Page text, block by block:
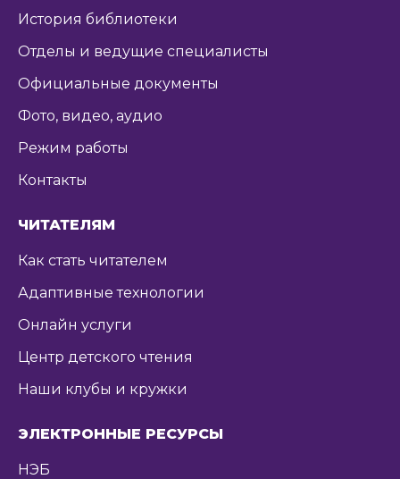
История библиотеки
Отделы и ведущие специалисты
Официальные документы
Фото, видео, аудио
Режим работы
Контакты
ЧИТАТЕЛЯМ
Как стать читателем
Адаптивные технологии
Онлайн услуги
Центр детского чтения
Наши клубы и кружки
ЭЛЕКТРОННЫЕ РЕСУРСЫ
НЭБ